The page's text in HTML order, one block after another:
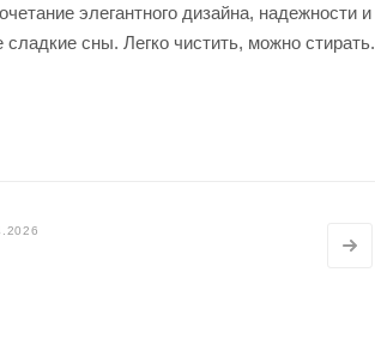
элегантного дизайна, надежности и
сны. Легко чистить, можно стирать.